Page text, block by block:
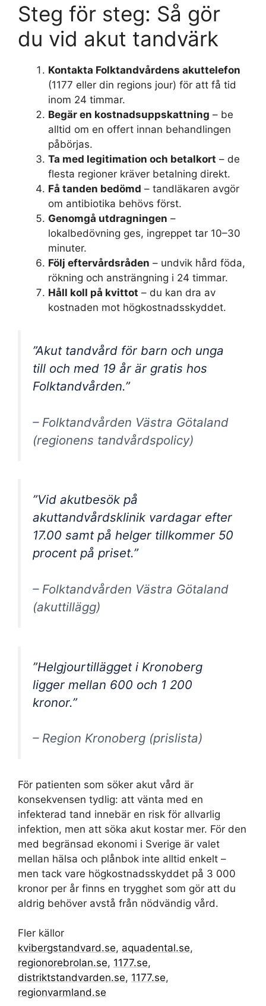
Steg för steg: Så gör
du vid akut tandvärk
Kontakta Folktandvårdens akuttelefon
(1177 eller din regions jour) för att få tid
inom 24 timmar.
Begär en kostnadsuppskattning – be
alltid om en offert innan behandlingen
påbörjas.
Ta med legitimation och betalkort – de
flesta regioner kräver betalning direkt.
Få tanden bedömd – tandläkaren avgör
om antibiotika behövs först.
Genomgå utdragningen –
lokalbedövning ges, ingreppet tar 10–30
minuter.
Följ eftervårdsråden – undvik hård föda,
rökning och ansträngning i 24 timmar.
Håll koll på kvittot – du kan dra av
kostnaden mot högkostnadsskyddet.
”Akut tandvård för barn och unga
till och med 19 år är gratis hos
Folktandvården.”
– Folktandvården Västra Götaland
(regionens tandvårdspolicy)
”Vid akutbesök på
akuttandvårdsklinik vardagar efter
17.00 samt på helger tillkommer 50
procent på priset.”
– Folktandvården Västra Götaland
(akuttillägg)
”Helgjourtillägget i Kronoberg
ligger mellan 600 och 1 200
kronor.”
– Region Kronoberg (prislista)
För patienten som söker akut vård är
konsekvensen tydlig: att vänta med en
infekterad tand innebär en risk för allvarlig
infektion, men att söka akut kostar mer. För den
med begränsad ekonomi i Sverige är valet
mellan hälsa och plånbok inte alltid enkelt –
men tack vare högkostnadsskyddet på 3 000
kronor per år finns en trygghet som gör att du
aldrig behöver avstå från nödvändig vård.
Fler källor
kvibergstandvard.se, aquadental.se,
regionorebrolan.se, 1177.se,
distriktstandvarden.se, 1177.se,
regionvarmland.se